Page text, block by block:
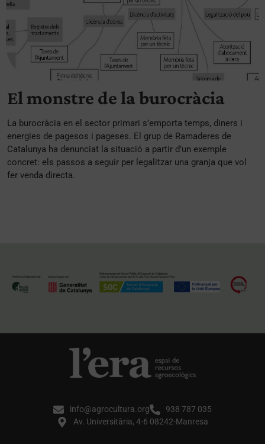
El monstre de la burocràcia
La burocràcia en el sector primari s’emporta temps, diners i
energies de pagesos i pageses. El grup de Ramaderes de
Catalunya ha denunciat la situació a partir d’un exemple
concret: els passos a seguir per legalitzar una granja que vol
fer venda directa.
info@agrocultura.org
938 787 035
Av. Universitària, 4-6 08242-Manresa